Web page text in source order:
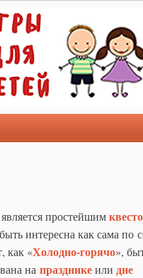
простейшим
интересна как сама по
как «Холодно-горячо»,
на праздникеили дне